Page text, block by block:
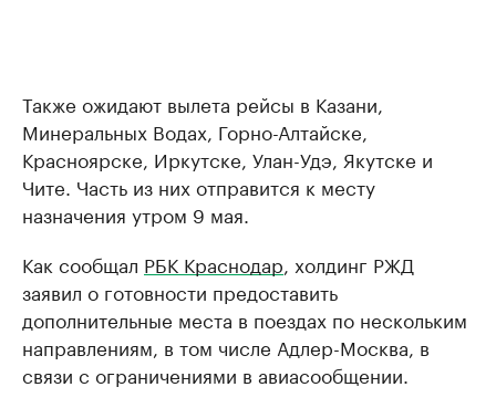
Также ожидают вылета рейсы в Казани,
Минеральных Водах, Горно-Алтайске,
Красноярске, Иркутске, Улан-Удэ, Якутске и
Чите. Часть из них отправится к месту
назначения утром 9 мая.
Как сообщал РБК Краснодар , холдинг РЖД
заявил о готовности предоставить
дополнительные места в поездах по нескольким
направлениям, в том числе Адлер-Москва, в
связи с ограничениями в авиасообщении.